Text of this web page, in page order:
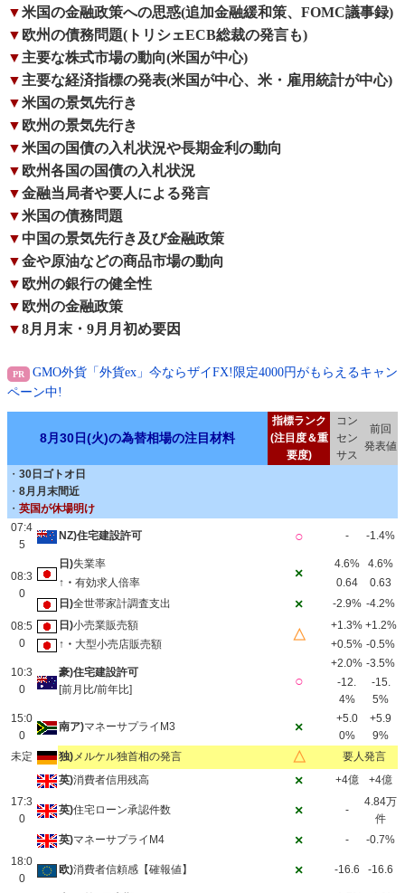
▼米国の金融政策への思惑(追加金融緩和策、FOMC議事録)
▼ 欧州の債務問題(トリシェECB総裁の発言も)
▼主要な株式市場の動向(米国が中心)
▼主要な経済指標の発表(米国が中心、米・雇用統計が中心)
▼米国の景気先行き
▼ 欧州の景気先行き
▼米国の国債の入札状況や長期金利の動向
▼ 欧州各国の国債の入札状況
▼金融当局者や要人による発言
▼米国の債務問題
▼ 中国の景気先行き及び金融政策
▼金や原油などの商品市場の動向
▼ 欧州の銀行の健全性
▼ 欧州の金融政策
▼8月月末・9月月初め要因
GMO外貨「外貨ex」今ならザイFX!限定4000円がもらえるキャン
ペーン中!
8月30日(火)の為替相場の注目材料
指標ランク
(注目度＆重
要度)
コン
セン
サス
前回
発表値
・ 30日ゴトオ日
・ 8月月末間近
・ 英国が休場明け
07:4
5
NZ)住宅建設許可 ○ - -1.4%
08:3
0
日)失業率
×
4.6%
4.6%
↑・ 有効求人倍率 0.64
0.63
日)全世帯家計調査支出 × -2.9% -4.2%
08:5
0
日)小売業販売額
△
+1.3% +1.2%
↑・ 大型小売店販売額 +0.5% -0.5%
10:3
0
豪)住宅建設許可
[前月比/前年比]
○
+2.0% -3.5%
-12.
4%
-15.
5%
15:0
0
南ア)マネーサプライM3 ×
+5.0
0%
+5.9
9%
未定
独)メルケル独首相の発言 △ 要人発言
17:3
0
英)消費者信用残高 × +4億 +4億
英)住宅ローン承認件数 × -
4.84万
件
英)マネーサプライM4 × -
-0.7%
18:0
0
欧)消費者信頼感【確報値】 × -16.6 -16.6